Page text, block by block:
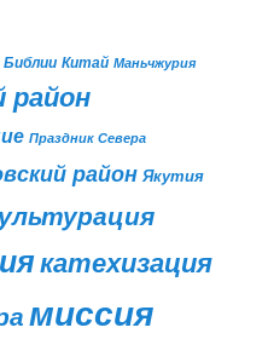
Китай Маньчжурия
район
Праздник Севера
район Якутия
катехизация
миссия